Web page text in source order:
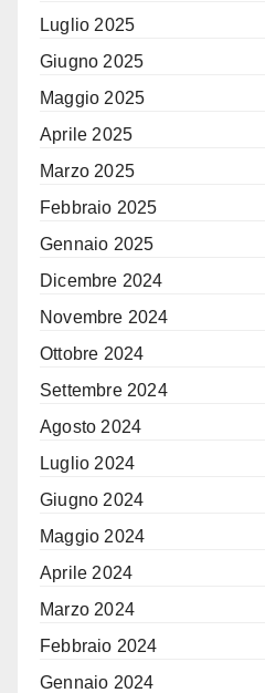
Luglio 2025
Giugno 2025
Maggio 2025
Aprile 2025
Marzo 2025
Febbraio 2025
Gennaio 2025
Dicembre 2024
Novembre 2024
Ottobre 2024
Settembre 2024
Agosto 2024
Luglio 2024
Giugno 2024
Maggio 2024
Aprile 2024
Marzo 2024
Febbraio 2024
Gennaio 2024